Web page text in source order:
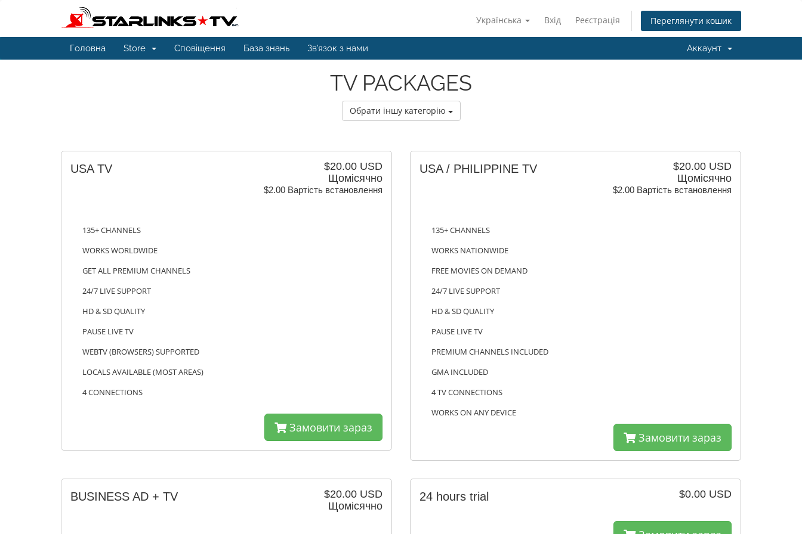
Українська Вхід Реєстрація Переглянути кошик
Головна Store Сповіщення База знань Зв'язок з нами Аккаунт
TV PACKAGES
Обрати іншу категорію
$20.00 USD
Щомісячно
$2.00 Вартість встановлення
USA TV
135+ CHANNELS
WORKS WORLDWIDE
GET ALL PREMIUM CHANNELS
24/7 LIVE SUPPORT
HD & SD QUALITY
PAUSE LIVE TV
WEBTV (BROWSERS) SUPPORTED
LOCALS AVAILABLE (MOST AREAS)
4 CONNECTIONS
Замовити зараз
$20.00 USD
Щомісячно
$2.00 Вартість встановлення
USA / PHILIPPINE TV
135+ CHANNELS
WORKS NATIONWIDE
FREE MOVIES ON DEMAND
24/7 LIVE SUPPORT
HD & SD QUALITY
PAUSE LIVE TV
PREMIUM CHANNELS INCLUDED
GMA INCLUDED
4 TV CONNECTIONS
WORKS ON ANY DEVICE
Замовити зараз
$20.00 USD
Щомісячно
BUSINESS AD + TV $0.00 USD
24 hours trial